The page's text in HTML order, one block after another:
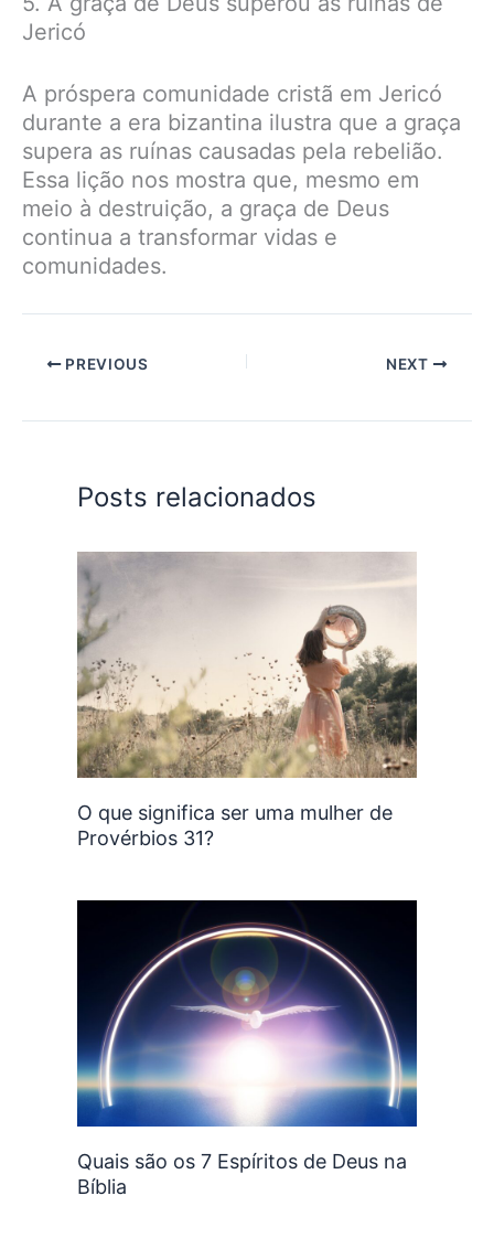
Jericó
A próspera comunidade cristã em Jericó
durante a era bizantina ilustra que a graça
supera as ruínas causadas pela rebelião.
Essa lição nos mostra que, mesmo em
meio à destruição, a graça de Deus
continua a transformar vidas e
comunidades.
PREVIOUS NEXT
Posts relacionados
O que significa ser uma mulher de
Provérbios 31?
Quais são os 7 Espíritos de Deus na
Bíblia